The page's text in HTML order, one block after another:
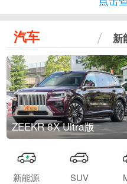
汽车 新
ZEEKR 8X Ultra版
新能源 SUV